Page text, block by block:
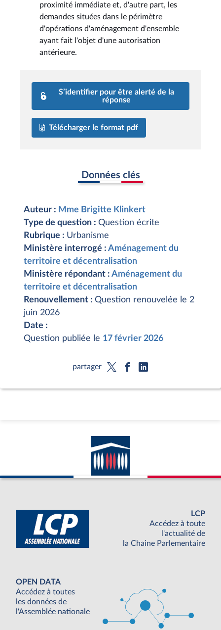
proximité immédiate et, d'autre part, les
demandes situées dans le périmètre
d'opérations d'aménagement d'ensemble
ayant fait l'objet d'une autorisation
antérieure.
S’identifier pour être alerté de la
réponse
Télécharger le format pdf
Données clés
Auteur : Mme Brigitte Klinkert
Type de question : Question écrite
Rubrique : Urbanisme
Ministère interrogé : Aménagement du
territoire et décentralisation
Ministère répondant : Aménagement du
territoire et décentralisation
Renouvellement : Question renouvelée le 2
juin 2026
Date :
Question publiée le 17 février 2026
partager
LCP
Accédez à toute
l'actualité de
la Chaine Parlementaire
OPEN DATA
Accédez à toutes
les données de
l'Assemblée nationale